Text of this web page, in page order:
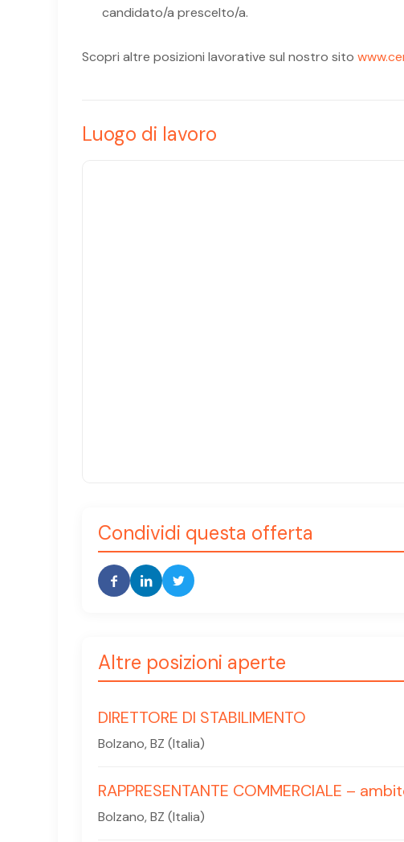
candidato/a prescelto/a.
Scopri altre posizioni lavorative sul nostro sito
Luogo di lavoro
Condividi questa offerta
Altre posizioni aperte
DIRETTORE DI STABILIMENTO
Bolzano, BZ (Italia)
RAPPRESENTANTE COMMERCIALE –
Bolzano, BZ (Italia)